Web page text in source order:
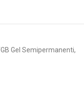
Gel Semipermanenti,